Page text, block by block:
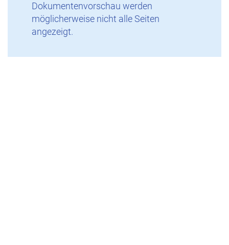
Dokumentenvorschau werden
möglicherweise nicht alle Seiten
angezeigt.